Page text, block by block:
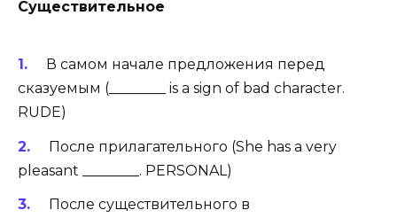
Существительное
В самом начале предложения перед
сказуемым (________ is a sign of bad character.
RUDE)
После прилагательного (She has a very
pleasant ________. PERSONAL)
После существительного в